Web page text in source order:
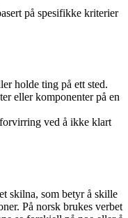
på spesifikke kriterier
holde ting på ett sted.
eller komponenter på en
ved å ikke klart
skilna, som betyr å skille
På norsk brukes verbet